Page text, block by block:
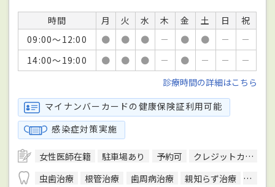
時間 月 火 水 木 金 土 日
祝
09:00～12:00
● ● ● － ● ● －
－
14:00～19:00
● ● ● － ● － －
－
診療時間の詳細はこちら
マイナンバーカードの健康保険証利用可能
感染症対策実施
女性医師在籍 駐車場あり 予約可
クレジットカード対応
虫歯治療
根管治療 歯周病治療 親知らず治療
顎関